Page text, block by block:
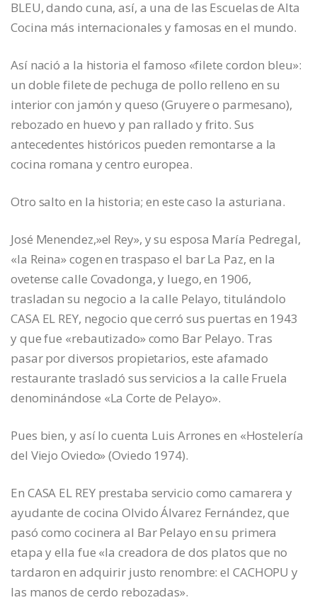
BLEU, dando cuna, así, a una de las Escuelas de Alta
Cocina más internacionales y famosas en el mundo.
Así nació a la historia el famoso «filete cordon bleu»:
un doble filete de pechuga de pollo relleno en su
interior con jamón y queso (Gruyere o parmesano),
rebozado en huevo y pan rallado y frito. Sus
antecedentes históricos pueden remontarse a la
cocina romana y centro europea.
Otro salto en la historia; en este caso la asturiana.
José Menendez,»el Rey», y su esposa María Pedregal,
«la Reina» cogen en traspaso el bar La Paz, en la
ovetense calle Covadonga, y luego, en 1906,
trasladan su negocio a la calle Pelayo, titulándolo
CASA EL REY, negocio que cerró sus puertas en 1943
y que fue «rebautizado» como Bar Pelayo. Tras
pasar por diversos propietarios, este afamado
restaurante trasladó sus servicios a la calle Fruela
denominándose «La Corte de Pelayo».
Pues bien, y así lo cuenta Luis Arrones en «Hostelería
del Viejo Oviedo» (Oviedo 1974).
En CASA EL REY prestaba servicio como camarera y
ayudante de cocina Olvido Álvarez Fernández, que
pasó como cocinera al Bar Pelayo en su primera
etapa y ella fue «la creadora de dos platos que no
tardaron en adquirir justo renombre: el CACHOPU y
las manos de cerdo rebozadas».